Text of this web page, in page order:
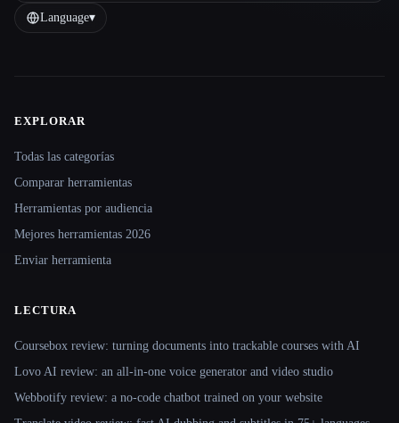
Language▾
Site navigation
EXPLORAR
Todas las categorías
Comparar herramientas
Herramientas por audiencia
Mejores herramientas 2026
Enviar herramienta
LECTURA
Coursebox review: turning documents into trackable courses with AI
Lovo AI review: an all-in-one voice generator and video studio
Webbotify review: a no-code chatbot trained on your website